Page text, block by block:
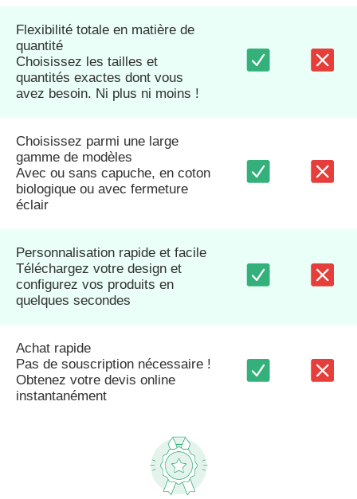
Flexibilité totale en matière de
quantité
Choisissez les tailles et
quantités exactes dont vous
avez besoin. Ni plus ni moins !
Choisissez parmi une large
gamme de modèles
Avec ou sans capuche, en coton
biologique ou avec fermeture
éclair
Personnalisation rapide et facile
Téléchargez votre design et
configurez vos produits en
quelques secondes
Achat rapide
Pas de souscription nécessaire !
Obtenez votre devis online
instantanément